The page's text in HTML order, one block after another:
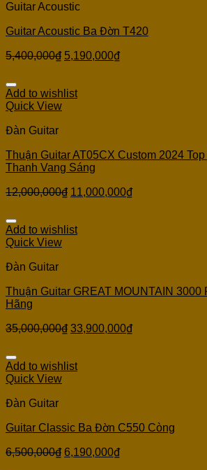
Guitar Acoustic
Guitar Acoustic Ba Đờn T420
5,400,000₫ 5,190,000₫
Add to wishlist
Quick View
Đàn Guitar
Thuận Guitar AT05CX Custom 2024
Thanh Vang Sáng
12,000,000₫ 11,000,000₫
Add to wishlist
Quick View
Đàn Guitar
Thuận Guitar GREAT MOUNTAIN 3000
Hãng
35,000,000₫ 33,900,000₫
Add to wishlist
Quick View
Đàn Guitar
Guitar Classic Ba Đờn C550 Còng
6,500,000₫ 6,190,000₫